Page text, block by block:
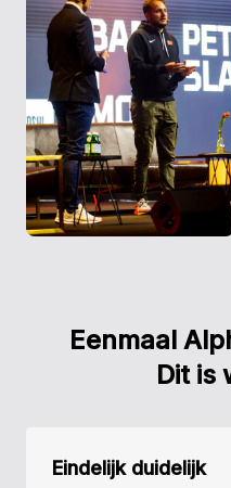
Eenmaal
Dit is
Eindelijk duidelijk